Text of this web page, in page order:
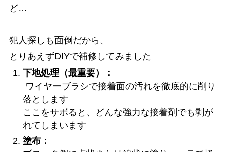
ど…
犯人探しも面倒だから、
とりあえずDIYで補修してみました
下地処理（最重要）：
ワイヤーブラシで接着面の汚れを徹底的に削り
落とします
ここをサボると、どんな強力な接着剤でも剥が
れてしまいます
塗布：